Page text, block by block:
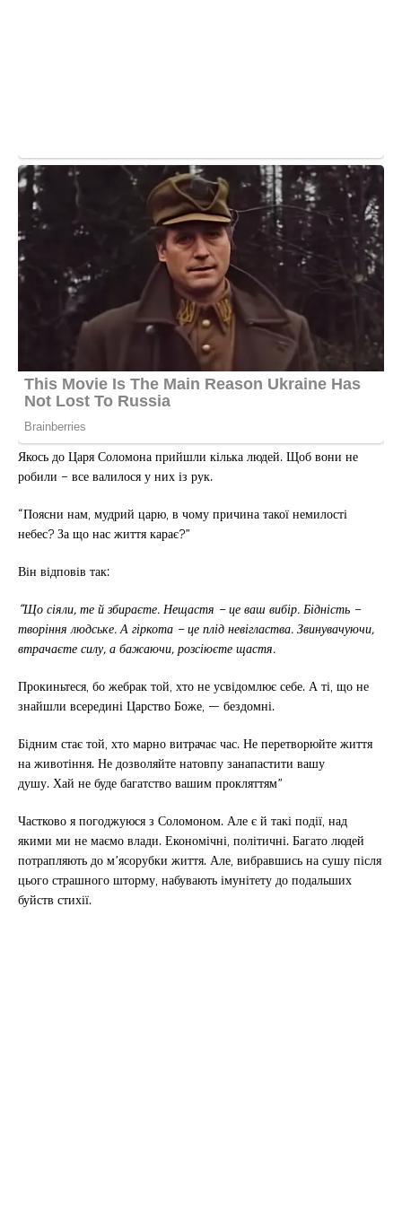
Якось до Царя Соломона прийшли кілька людей. Щоб вони не
робили – все валилося у них із рук.
“Поясни нам, мудрий царю, в чому причина такої немилості
небес? За що нас життя карає?”
Він відповів так:
“Що сіяли, те й збираєте. Нещастя – це ваш вибір. Бідність –
творіння людське. А гіркота – це плід невігластва. Звинувачуючи,
втрачаєте силу, а бажаючи, розсіюєте щастя.
Прокиньтеся, бо жебрак той, хто не усвідомлює себе. А ті, що не
знайшли всередині Царство Боже, — бездомні.
Бідним стає той, хто марно витрачає час. Не перетворюйте життя
на животіння. Не дозволяйте натовпу занапастити вашу
душу. Хай не буде багатство вашим прокляттям”
Частково я погоджуюся з Соломоном. Але є й такі події, над
якими ми не маємо влади. Економічні, політичні. Багато людей
потрапляють до м’ясорубки життя. Але, вибравшись на сушу після
цього страшного шторму, набувають імунітету до подальших
буйств стихії.